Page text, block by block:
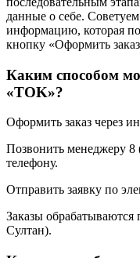
данные о себе.
информацию, которая
кнопку «Оформить
Каким способом
«TOK»?
Оформить заказ через
Позвонить менеджеру 8
телефону.
Отправить заявку по
Заказы
Султан).